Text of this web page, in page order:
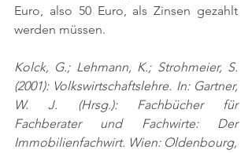
Euro, also 50 Euro, als Zinsen gezahlt
werden müssen.
Kolck, G.; Lehmann, K.; Strohmeier, S.
(2001): Volkswirtschaftslehre. In: Gartner,
W. J. (Hrsg.): Fachbücher für
Fachberater und Fachwirte: Der
Immobilienfachwirt. Wien: Oldenbourg,